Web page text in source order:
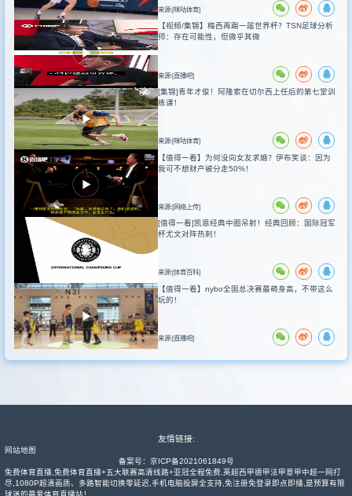
来源:[咪咕体育]
【视频/集锦】梅西再踢一届世界杯？TSN足球分析
师：存在可能性，但微乎其微
来源:[直播吧]
[集锦]青年才俊！阿隆索在切尔西上任后的第七堂训
练课！
来源:[咪咕体育]
【值得一看】为何没向女友求婚？伊布笑谈：因为
我可不想财产被分走50%！
来源:[网络上传]
[值得一看]凯恩经典中圈吊射！经典回顾：国际冠军
杯尤文对阵热刺！
来源:[体育百科]
【值得一看】nybo全国总决赛最萌身高，不带这么
玩的！
来源:[直播吧]
友情链接:
网站地图
备案号： 京ICP备2021061849号
免费体育直播,免费体育直播+五大联赛高清线路+亚冠全程免费,英超西甲德甲法甲意甲中超一网打
尽,1080P超清画质、多路智能切换零延迟,手机电脑投屏全支持,免注册免登录即点即播,是预算有限